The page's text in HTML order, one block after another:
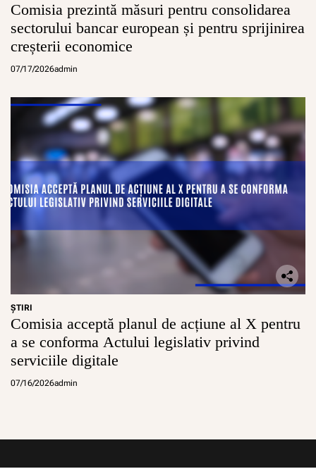
Comisia prezintă măsuri pentru consolidarea
sectorului bancar european și pentru sprijinirea
creșterii economice
07/17/2026admin
ŞTIRI
Comisia acceptă planul de acțiune al X pentru
a se conforma Actului legislativ privind
serviciile digitale
07/16/2026admin